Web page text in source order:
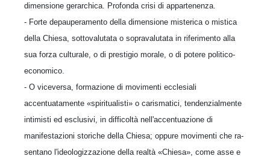
dimensione gerarchica. Profonda crisi di appar­tenenza.
- Forte depauperamento della dimensione mi­sterica o mistica
della Chiesa, sottovalutata o sopravalutata in riferimento alla
sua forza cul­turale, o di prestigio morale, o di potere poli­tico-
economico.
- O viceversa, formazione di movimenti eccle­siali
accentuatamente «spiritualisti» o carisma­tici, tendenzialmente
intimisti ed esclusivi, in difficoltà nell'accentuazione di
manifestazioni sto­riche della Chiesa; oppure movimenti che ra­
sentano l'ideologizzazione della realtà «Chiesa», come asse e